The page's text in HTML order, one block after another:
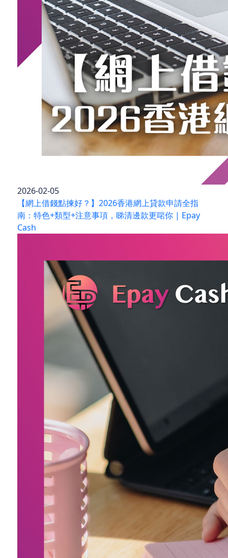
2026-02-05
【網上借錢點揀好？】2026香港網上貸款申請全指
南：特色+類型+注意事項，睇清邊款更啱你 | Epay
Cash